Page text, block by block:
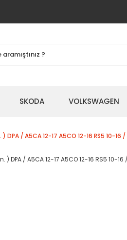
SKODA VOLKSWAGEN
) DPA / A5CA 12-17 A5CO 12-16 RS5 10-16 /